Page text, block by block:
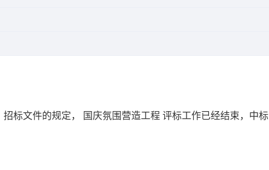
招标文件的规定， 国庆氛围营造工程 评标工作已经结束，中标